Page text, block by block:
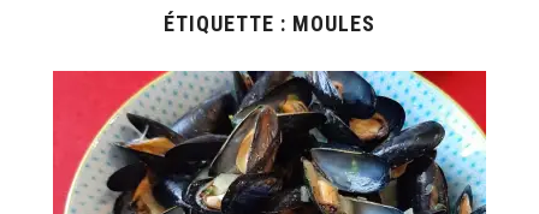
ÉTIQUETTE : MOULES